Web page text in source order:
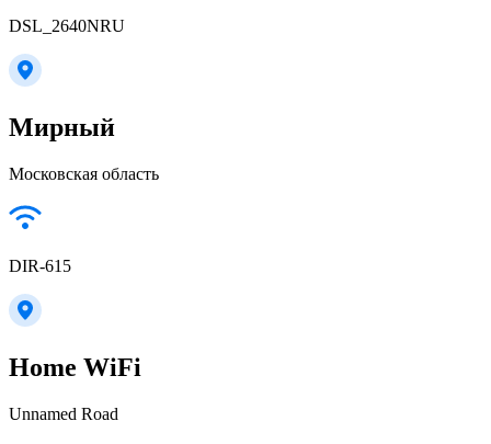
DSL_2640NRU
Мирный
Московская область
DIR-615
Home WiFi
Unnamed Road